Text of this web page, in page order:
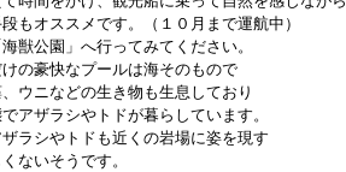
もオススメです。（１０月まで運航中）
獣公園」へ行ってみてください。
の豪快なプールは海そのもので
ウニなどの生き物も生息しており
アザラシやトドが暮らしています。
ラシやトドも近くの岩場に姿を現す
ないそうです。